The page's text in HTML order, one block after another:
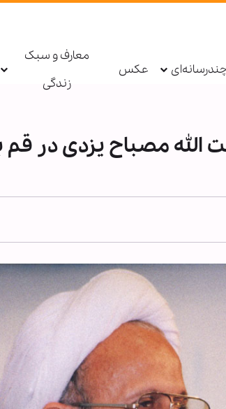
عکس
معارف و سبک
زندگی
الله مصباح یزدی در قم
حرم بانوی
حسینی